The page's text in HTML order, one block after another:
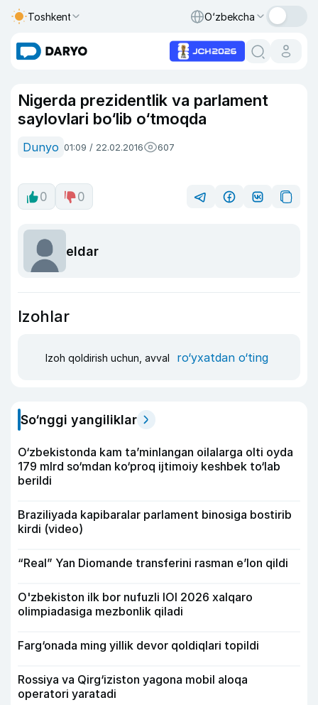
Toshkent O‘zbekcha
Nigerda prezidentlik va parlament
saylovlari bo‘lib o‘tmoqda
Dunyo 01:09 / 22.02.2016 607
0 0
eldar
Izohlar
Izoh qoldirish uchun, avval ro‘yxatdan o‘ting
So‘nggi yangiliklar
O‘zbekistonda kam ta’minlangan oilalarga olti oyda
179 mlrd so‘mdan ko‘proq ijtimoiy keshbek to‘lab
berildi
Braziliyada kapibaralar parlament binosiga bostirib
kirdi (video)
“Real” Yan Diomande transferini rasman e’lon qildi
O'zbekiston ilk bor nufuzli IOI 2026 xalqaro
olimpiadasiga mezbonlik qiladi
Farg‘onada ming yillik devor qoldiqlari topildi
Rossiya va Qirg‘iziston yagona mobil aloqa
operatori yaratadi